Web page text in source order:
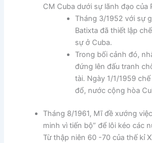
CM Cuba dưới sự lãnh đạo của
Tháng 3/1952 với sự
Batixta đã thiết lập
sự ở Cuba.
Trong bối cảnh đó,
đứng lên đấu tranh
tài. Ngày 1/1/1959
đổ, nước cộng hòa
Tháng 8/1961, Mĩ đề xướng
minh vì tiến bộ” để lôi kéo các
Từ thập niên 60 -70 của thế kỉ